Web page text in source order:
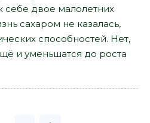
себе двое малолетних
сахаром не казалась,
способностей. Нет,
и уменьшатся до роста